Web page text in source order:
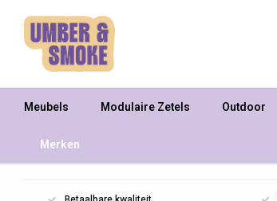
Meubels Modulaire Zetels Outdoor
Merken